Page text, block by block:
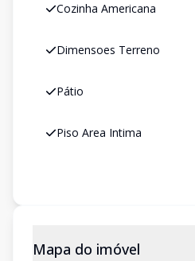
Cozinha Americana
Dimensoes Terreno
Pátio
Piso Area Intima
Mapa do imóvel